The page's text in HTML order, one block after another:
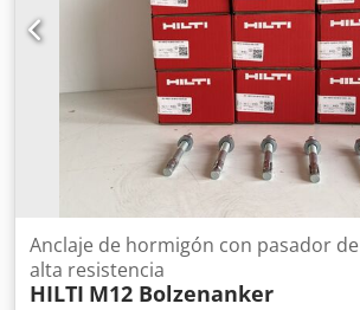
Anclaje de hormigón con pasador de
alta resistencia
HILTI M12 Bolzenanker